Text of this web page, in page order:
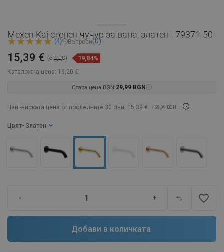
Mexen Kai стенен чучур за вана, златен - 79371-50
(4) Въпроси(0)
Каталожна цена: 19,20 €
15,39 € (с ДДС) 19,84%
Стара цена BGN:29,99 BGN
Най -ниската цена от последните 30 дни: 15,39 € / 29,99 BGN
Цвят - Златен
- + favorite_border
Добави в количката